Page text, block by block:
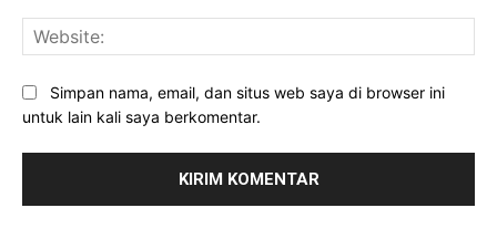
Simpan nama, email, dan situs web saya di browser ini
untuk lain kali saya berkomentar.